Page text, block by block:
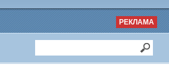
РЕКЛАМА